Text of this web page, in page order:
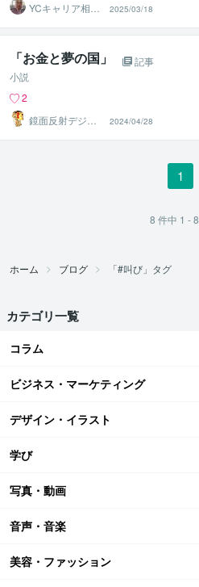
YCキャリア相談
2025/03/18
「お金と夢の国」
記事
小説
2
鏡面反射デジタ
ルアート製作所
（鈴木穣）
2024/04/28
1
8 件中 1 - 8
ホーム ブログ 「#叫び」タグ
カテゴリ一覧
コラム
ビジネス・マーケティング
デザイン・イラスト
学び
写真・動画
音声・音楽
美容・ファッション